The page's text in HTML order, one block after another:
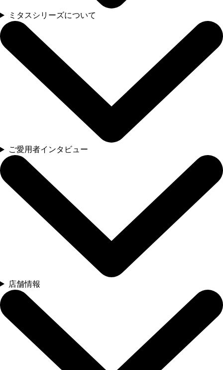
ミタスシリーズについて
ご愛用者インタビュー
店舗情報